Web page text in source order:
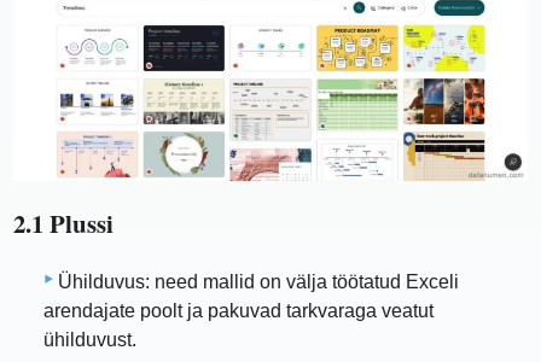
2.1 Plussi
Ühilduvus: need mallid on välja töötatud Exceli
arendajate poolt ja pakuvad tarkvaraga veatut
ühilduvust.